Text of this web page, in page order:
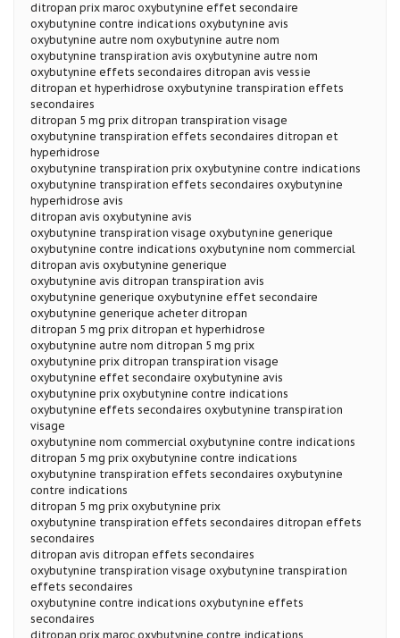
ditropan prix maroc oxybutynine effet secondaire
oxybutynine contre indications oxybutynine avis
oxybutynine autre nom oxybutynine autre nom
oxybutynine transpiration avis oxybutynine autre nom
oxybutynine effets secondaires ditropan avis vessie
ditropan et hyperhidrose oxybutynine transpiration effets
secondaires
ditropan 5 mg prix ditropan transpiration visage
oxybutynine transpiration effets secondaires ditropan et
hyperhidrose
oxybutynine transpiration prix oxybutynine contre indications
oxybutynine transpiration effets secondaires oxybutynine
hyperhidrose avis
ditropan avis oxybutynine avis
oxybutynine transpiration visage oxybutynine generique
oxybutynine contre indications oxybutynine nom commercial
ditropan avis oxybutynine generique
oxybutynine avis ditropan transpiration avis
oxybutynine generique oxybutynine effet secondaire
oxybutynine generique acheter ditropan
ditropan 5 mg prix ditropan et hyperhidrose
oxybutynine autre nom ditropan 5 mg prix
oxybutynine prix ditropan transpiration visage
oxybutynine effet secondaire oxybutynine avis
oxybutynine prix oxybutynine contre indications
oxybutynine effets secondaires oxybutynine transpiration
visage
oxybutynine nom commercial oxybutynine contre indications
ditropan 5 mg prix oxybutynine contre indications
oxybutynine transpiration effets secondaires oxybutynine
contre indications
ditropan 5 mg prix oxybutynine prix
oxybutynine transpiration effets secondaires ditropan effets
secondaires
ditropan avis ditropan effets secondaires
oxybutynine transpiration visage oxybutynine transpiration
effets secondaires
oxybutynine contre indications oxybutynine effets
secondaires
ditropan prix maroc oxybutynine contre indications